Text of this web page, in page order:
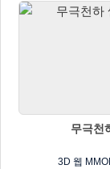
무극천
3D 웹